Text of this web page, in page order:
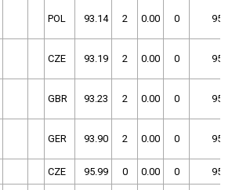
POL 93.14 2 0.00 0
CZE 93.19 2 0.00 0
GBR 93.23 2 0.00 0
GER 93.90 2 0.00 0
CZE 95.99 0 0.00 0